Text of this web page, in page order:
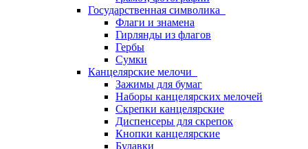
Государственная символика
Флаги и знамена
Гирлянды из флагов
Гербы
Сумки
Канцелярские мелочи
Зажимы для бумаг
Наборы канцелярских мелочей
Скрепки канцелярские
Диспенсеры для скрепок
Кнопки канцелярские
Булавки